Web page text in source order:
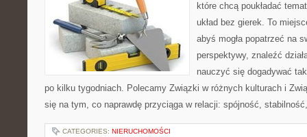
które chcą poukładać
układ bez gierek. To
abyś mogła popatrzeć na
perspektywy, znaleźć
nauczyć się dogadywać
po kilku tygodniach. Polecamy Związki w różnych kulturach i
się na tym, co naprawdę przyciąga w relacji: spójność,
CATEGORIES: NIERUCHOMOŚCI